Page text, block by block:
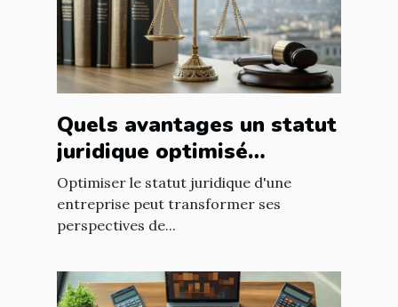
Quels avantages un statut
juridique optimisé
apporte-t-il à votre
entreprise ?
Optimiser le statut juridique d'une
entreprise peut transformer ses
perspectives de...